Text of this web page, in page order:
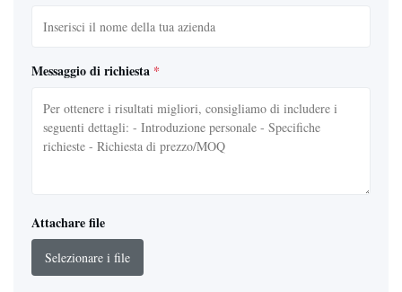
Messaggio di richiesta *
Attachare file
Selezionare i file